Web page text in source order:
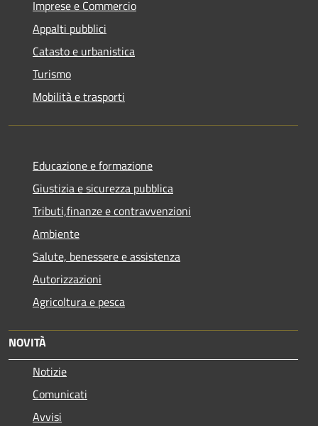
Imprese e Commercio
Appalti pubblici
Catasto e urbanistica
Turismo
Mobilità e trasporti
Educazione e formazione
Giustizia e sicurezza pubblica
Tributi,finanze e contravvenzioni
Ambiente
Salute, benessere e assistenza
Autorizzazioni
Agricoltura e pesca
NOVITÀ
Notizie
Comunicati
Avvisi